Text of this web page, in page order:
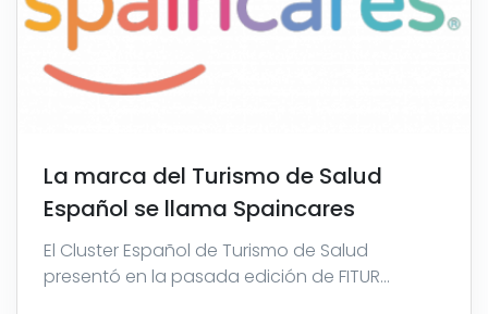
La marca del Turismo de Salud
Español se llama Spaincares
El Cluster Español de Turismo de Salud
presentó en la pasada edición de FITUR...